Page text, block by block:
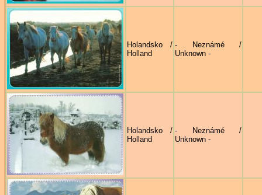
Holandsko /
Holland
- Neznámé /
Unknown -
Holandsko /
Holland
- Neznámé /
Unknown -